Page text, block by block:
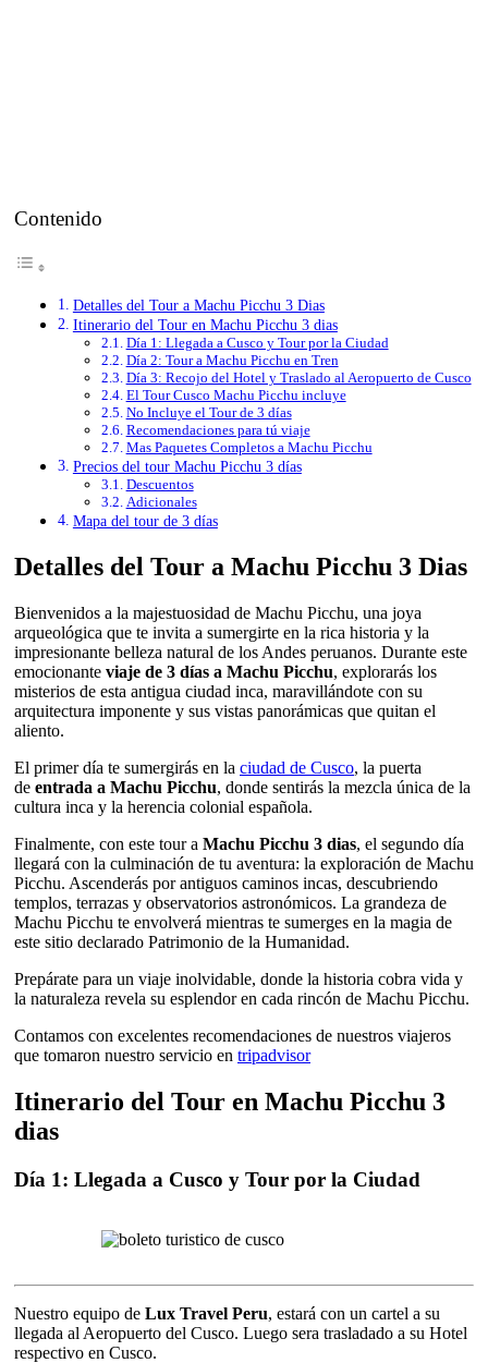
Contenido
Detalles del Tour a Machu Picchu 3 Dias
Itinerario del Tour en Machu Picchu 3 dias
Día 1: Llegada a Cusco y Tour por la Ciudad
Día 2: Tour a Machu Picchu en Tren
Día 3: Recojo del Hotel y Traslado al Aeropuerto de Cusco
El Tour Cusco Machu Picchu incluye
No Incluye el Tour de 3 días
Recomendaciones para tú viaje
Mas Paquetes Completos a Machu Picchu
Precios del tour Machu Picchu 3 días
Descuentos
Adicionales
Mapa del tour de 3 días
Detalles del Tour a Machu Picchu 3 Dias
Bienvenidos a la majestuosidad de Machu Picchu, una joya
arqueológica que te invita a sumergirte en la rica historia y la
impresionante belleza natural de los Andes peruanos. Durante este
emocionante viaje de 3 días a Machu Picchu, explorarás los
misterios de esta antigua ciudad inca, maravillándote con su
arquitectura imponente y sus vistas panorámicas que quitan el
aliento.
El primer día te sumergirás en la ciudad de Cusco, la puerta
de entrada a Machu Picchu, donde sentirás la mezcla única de la
cultura inca y la herencia colonial española.
Finalmente, con este tour a Machu Picchu 3 dias, el segundo día
llegará con la culminación de tu aventura: la exploración de Machu
Picchu. Ascenderás por antiguos caminos incas, descubriendo
templos, terrazas y observatorios astronómicos. La grandeza de
Machu Picchu te envolverá mientras te sumerges en la magia de
este sitio declarado Patrimonio de la Humanidad.
Prepárate para un viaje inolvidable, donde la historia cobra vida y
la naturaleza revela su esplendor en cada rincón de Machu Picchu.
Contamos con excelentes recomendaciones de nuestros viajeros
que tomaron nuestro servicio en tripadvisor
Itinerario del Tour en Machu Picchu 3
dias
Día 1: Llegada a Cusco y Tour por la Ciudad
Nuestro equipo de Lux Travel Peru, estará con un cartel a su
llegada al Aeropuerto del Cusco. Luego sera trasladado a su Hotel
respectivo en Cusco.